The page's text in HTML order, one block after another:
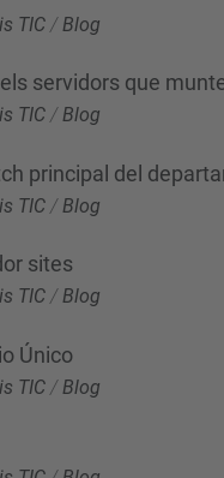
TIC / Blog
servidors que
TIC /Blog
principal del
TIC / Blog
sites
TIC /Blog
Único
TIC / Blog